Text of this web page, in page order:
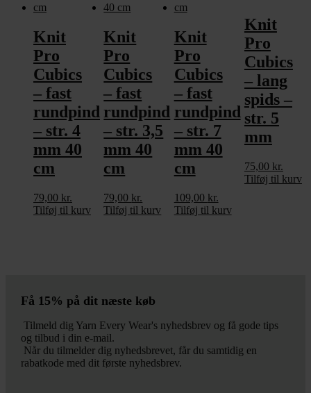
Knit
Pro
Cubics
– fast
rundpind
– str. 4
mm 40
cm
79,00 kr.
Tilføj til kurv
Knit
Pro
Cubics
– fast
rundpind
– str. 3,5
mm 40
cm
79,00 kr.
Tilføj til kurv
Knit
Pro
Cubics
– fast
rundpind
– str. 7
mm 40
cm
109,00 kr.
Tilføj til kurv
Knit
Pro
Cubics
– lang
spids –
str. 5
mm
75,00 kr.
Tilføj til kurv
Få 15% på dit næste køb
Tilmeld dig Yarn Every Wear's nyhedsbrev og få gode tips
og tilbud i din e-mail.
Når du tilmelder dig nyhedsbrevet, får du samtidig en
rabatkode med dit første nyhedsbrev.